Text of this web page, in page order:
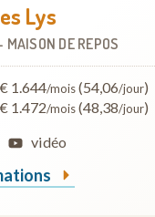
Lys
MAISON DE REPOS
1.644/mois(54,06/jour)
1.472/mois(48,38/jour)
vidéo